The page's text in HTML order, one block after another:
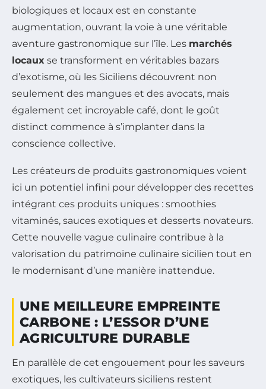
biologiques et locaux est en constante
augmentation, ouvrant la voie à une véritable
aventure gastronomique sur l’île. Les marchés
locaux se transforment en véritables bazars
d’exotisme, où les Siciliens découvrent non
seulement des mangues et des avocats, mais
également cet incroyable café, dont le goût
distinct commence à s’implanter dans la
conscience collective.
Les créateurs de produits gastronomiques voient
ici un potentiel infini pour développer des recettes
intégrant ces produits uniques : smoothies
vitaminés, sauces exotiques et desserts novateurs.
Cette nouvelle vague culinaire contribue à la
valorisation du patrimoine culinaire sicilien tout en
le modernisant d’une manière inattendue.
UNE MEILLEURE EMPREINTE
CARBONE : L’ESSOR D’UNE
AGRICULTURE DURABLE
En parallèle de cet engouement pour les saveurs
exotiques, les cultivateurs siciliens restent